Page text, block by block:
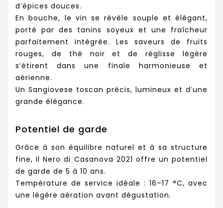
d’épices douces.
En bouche, le vin se révèle souple et élégant,
porté par des tanins soyeux et une fraîcheur
parfaitement intégrée. Les saveurs de fruits
rouges, de thé noir et de réglisse légère
s’étirent dans une finale harmonieuse et
aérienne.
Un Sangiovese toscan précis, lumineux et d’une
grande élégance.
Potentiel de garde
Grâce à son équilibre naturel et à sa structure
fine, Il Nero di Casanova 2021 offre un potentiel
de garde de 5 à 10 ans.
Température de service idéale : 16–17 °C, avec
une légère aération avant dégustation.